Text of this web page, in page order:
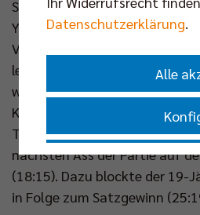
Simon Plaskie konterte
Youngster ebenfalls von der
VCO-Coach Rys zog bei 13:9
leichten Fehlern der BR Volleys
wieder dran (16:14). Ein
Kirsch an diesem Tag und
Teamkollegen auf der
nächsten Ass der Partie auf
(18:15). Dazu blockte der 19-
in Folge zum Satzgewinn
Datenschutzerklärung.
Alle
Nur essenzielle
Impressum|